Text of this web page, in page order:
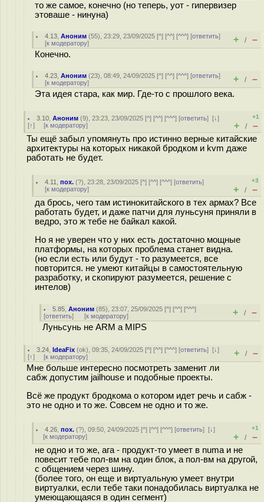
то же самое, конечно (но теперь, уот - гипервизер
этоваше - нинуна)
4.13 ,Аноним (55), 23:29, 23/09/2025 [^] [^^] [^^^] [ответить]
[к модератору] + / –
Конечно.
4.23 ,Аноним (23), 08:49, 24/09/2025 [^] [^^] [^^^] [ответить]
[к модератору] + / –
Эта идея стара, как мир. Где-то с прошлого века.
3.10 ,Аноним (9), 23:23, 23/09/2025 [^] [^^] [^^^] [ответить][↓]
[↑] [к модератору]
+1
+ / –
Ты ещё забыл упомянуть про истинно верные китайские
архитектуры на которых никакой бродком и kvm даже
работать не будет.
4.11 ,пох. (?), 23:28, 23/09/2025 [^] [^^] [^^^] [ответить]
[к модератору]
+3
+ / –
да брось, чего там истинокитайского в тех армах? Все
работать будет, и даже патчи для луньсуня приняли в
ведро, это ж тебе не байкал какой.
Но я не уверен что у них есть достаточно мощные
платформы, на которых проблема станет видна.
(но если есть или будут - то разумеется, все
повторится. не умеют китайцы в самостоятельную
разработку, и скопируют разумеется, решение с
интелов)
5.85 ,Аноним (85), 23:07, 25/09/2025 [^] [^^] [^^^]
[ответить] [к модератору] + / –
Луньсунь не ARM а MIPS
3.24 ,IdeaFix (ok), 09:35, 24/09/2025 [^] [^^] [^^^] [ответить][↓]
[↑] [к модератору] + / –
Мне больше интересно посмотреть заменит ли
сабж допустим jailhouse и подобные проекты.
Всё же продукт бродкома о котором идет речь и сабж -
это не одно и то же. Совсем не одно и то же.
4.26 ,пох. (?), 09:50, 24/09/2025 [^] [^^] [^^^] [ответить][↓]
[к модератору]
+1
+ / –
не одно и то же, ага - продукт-то умеет в numa и не
повесит тебе пол-вм на один блок, а пол-вм на другой,
с общением через шину.
(более того, он еще и виртуальную умеет внутри
виртуалки, если тебе таки понадобилась виртуалка не
умеющающаяся в один сегмент)